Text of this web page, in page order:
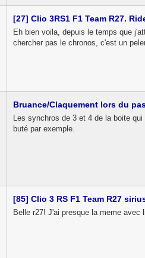
[27] Clio 3RS1 F1 Team R27.
Eh bien voila, depuis le temps que
chercher pas le chronos, c'est un
Bruance/Claquement lors du
Les synchros de 3 et 4 de la boite
buté par exemple.
[85] Clio 3 RS F1 Team R27
Belle r27! J'ai presque la meme